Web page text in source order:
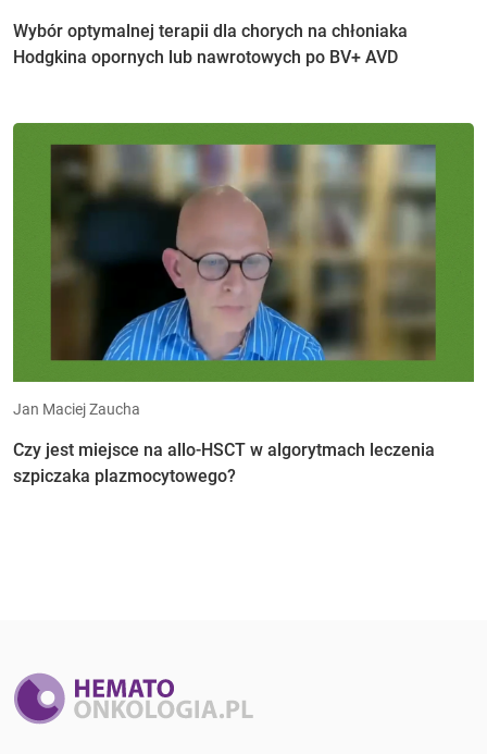
Wybór optymalnej terapii dla chorych na chłoniaka
Hodgkina opornych lub nawrotowych po BV+ AVD
Jan Maciej Zaucha
Czy jest miejsce na allo-HSCT w algorytmach leczenia
szpiczaka plazmocytowego?